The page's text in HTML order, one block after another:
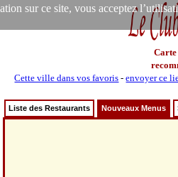
sur ce site, vous acceptez
Carte
Cette ville dans vos favoris -envoyer ce
Liste des Restaurants Nouveaux Menus